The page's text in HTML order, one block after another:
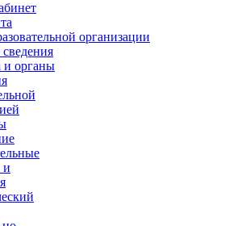
организации
и органы
и